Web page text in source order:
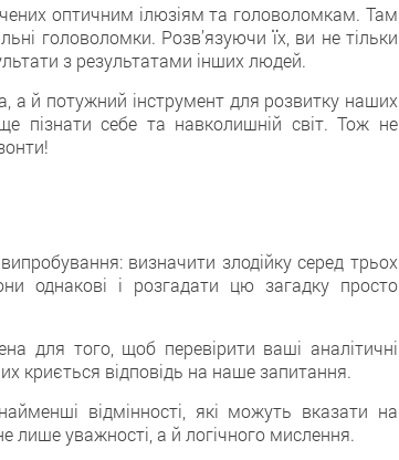
оптичним ілюзіям та головоломкам. Там
головоломки. Розв’язуючи їх, ви не тільки
з результатами інших людей.
а й потужний інструмент для розвитку наших
пізнати себе та навколишній світ. Тож не
визначити злодійку серед трьох
однакові і розгадати цю загадку просто
для того, щоб перевірити ваші аналітичні
криється відповідь на наше запитання.
відмінності, які можуть вказати на
лише уважності, а й логічного мислення.